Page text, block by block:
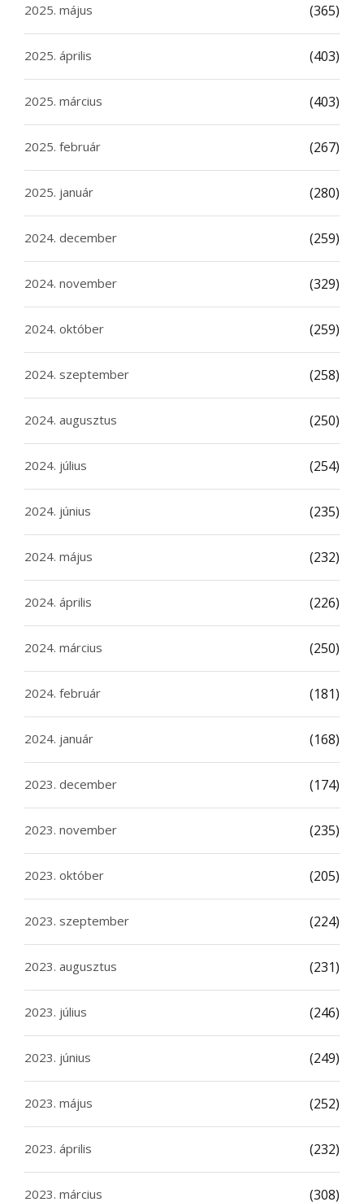
2025. május (365)
2025. április (403)
2025. március (403)
2025. február (267)
2025. január (280)
2024. december (259)
2024. november (329)
2024. október (259)
2024. szeptember (258)
2024. augusztus (250)
2024. július (254)
2024. június (235)
2024. május (232)
2024. április (226)
2024. március (250)
2024. február (181)
2024. január (168)
2023. december (174)
2023. november (235)
2023. október (205)
2023. szeptember (224)
2023. augusztus (231)
2023. július (246)
2023. június (249)
2023. május (252)
2023. április (232)
2023. március (308)